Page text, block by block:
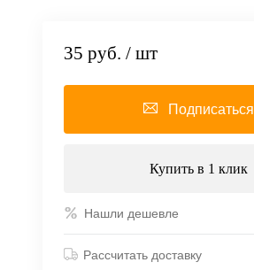
35 руб. / шт
Подписаться
Купить в 1 клик
Нашли дешевле
Рассчитать доставку